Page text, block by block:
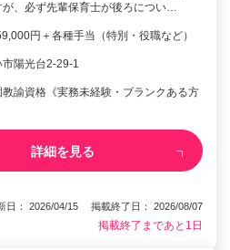
が、必ず先輩保育士が後ろについ…
円＋各種手当（特別・役職など）
陽光台2-29-1
諭資格《実務未経験・ブランクある方
詳細を見る
日： 2026/04/15 掲載終了日： 2026/08/07
掲載終了まであと1日